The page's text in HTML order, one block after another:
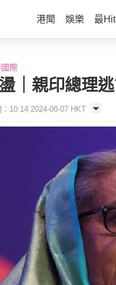
港聞 娛樂 最Hit
際
｜親印總理
10:14 2024-08-07 HKT